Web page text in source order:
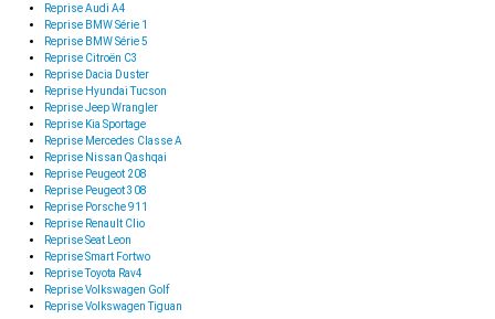
Reprise Audi A4
Reprise BMW Série 1
Reprise BMW Série 5
Reprise Citroën C3
Reprise Dacia Duster
Reprise Hyundai Tucson
Reprise Jeep Wrangler
Reprise Kia Sportage
Reprise Mercedes Classe A
Reprise Nissan Qashqai
Reprise Peugeot 208
Reprise Peugeot 308
Reprise Porsche 911
Reprise Renault Clio
Reprise Seat Leon
Reprise Smart Fortwo
Reprise Toyota Rav4
Reprise Volkswagen Golf
Reprise Volkswagen Tiguan